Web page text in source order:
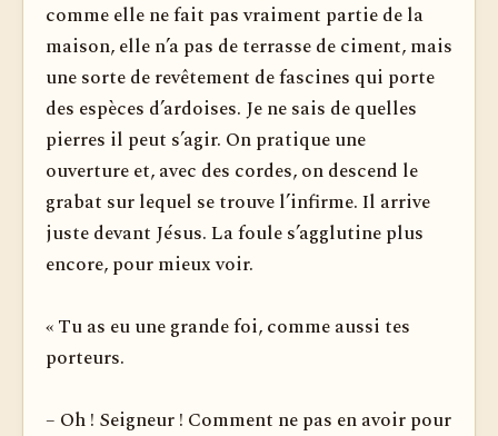
comme elle ne fait pas vraiment partie de la
maison, elle n’a pas de terrasse de ciment, mais
une sorte de revêtement de fascines qui porte
des espèces d’ardoises. Je ne sais de quelles
pierres il peut s’agir. On pratique une
ouverture et, avec des cordes, on descend le
grabat sur lequel se trouve l’infirme. Il arrive
juste devant Jésus. La foule s’agglutine plus
encore, pour mieux voir.
« Tu as eu une grande foi, comme aussi tes
porteurs.
– Oh ! Seigneur ! Comment ne pas en avoir pour